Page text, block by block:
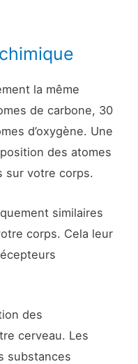
la même
de carbone, 30
d’oxygène. Une
des atomes
sur votre corps.
similaires
corps. Cela leur
des
cerveau. Les
substances